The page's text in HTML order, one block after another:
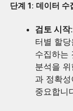
단계 1: 데이터 수
검토 시작
터별 할
수집하는
분석을
과 정확
중요합니